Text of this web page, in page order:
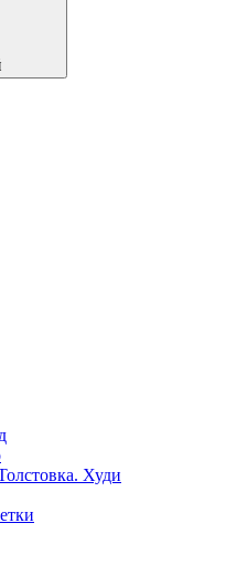
Худи